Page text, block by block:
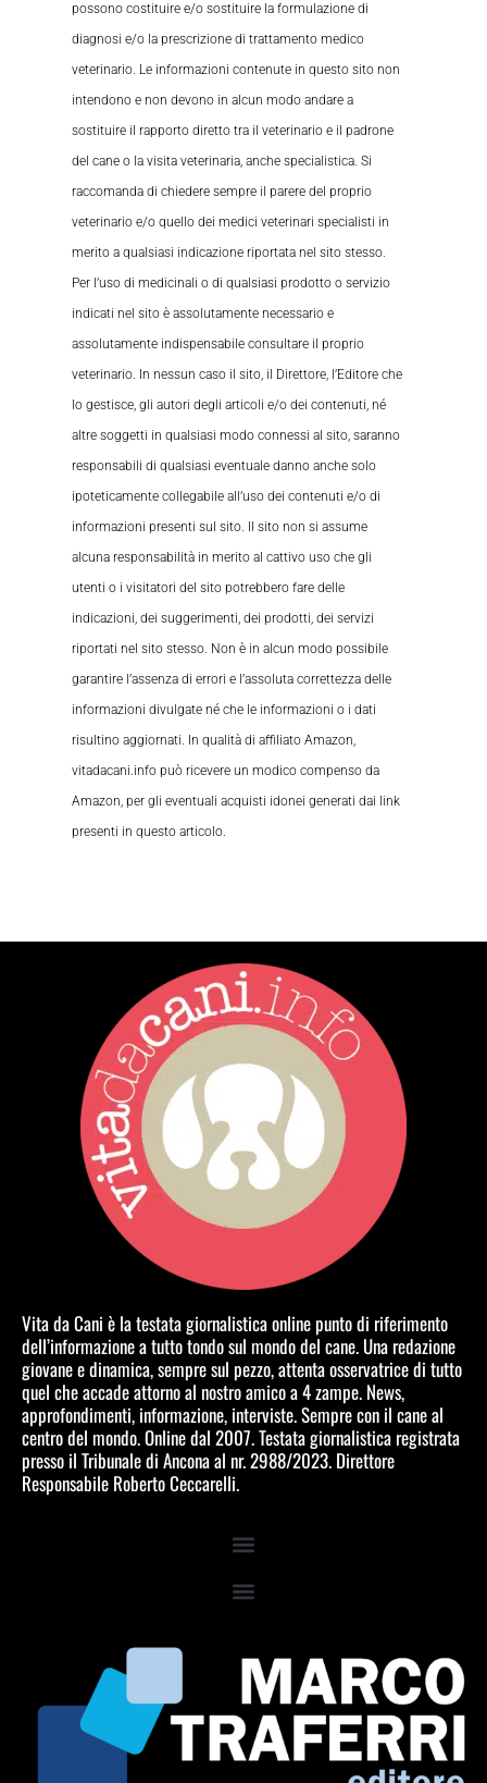
possono costituire e/o sostituire la formulazione di
diagnosi e/o la prescrizione di trattamento medico
veterinario. Le informazioni contenute in questo sito non
intendono e non devono in alcun modo andare a
sostituire il rapporto diretto tra il veterinario e il padrone
del cane o la visita veterinaria, anche specialistica. Si
raccomanda di chiedere sempre il parere del proprio
veterinario e/o quello dei medici veterinari specialisti in
merito a qualsiasi indicazione riportata nel sito stesso.
Per l’uso di medicinali o di qualsiasi prodotto o servizio
indicati nel sito è assolutamente necessario e
assolutamente indispensabile consultare il proprio
veterinario. In nessun caso il sito, il Direttore, l’Editore che
lo gestisce, gli autori degli articoli e/o dei contenuti, né
altre soggetti in qualsiasi modo connessi al sito, saranno
responsabili di qualsiasi eventuale danno anche solo
ipoteticamente collegabile all’uso dei contenuti e/o di
informazioni presenti sul sito. Il sito non si assume
alcuna responsabilità in merito al cattivo uso che gli
utenti o i visitatori del sito potrebbero fare delle
indicazioni, dei suggerimenti, dei prodotti, dei servizi
riportati nel sito stesso. Non è in alcun modo possibile
garantire l’assenza di errori e l’assoluta correttezza delle
informazioni divulgate né che le informazioni o i dati
risultino aggiornati. In qualità di affiliato Amazon,
vitadacani.info può ricevere un modico compenso da
Amazon, per gli eventuali acquisti idonei generati dai link
presenti in questo articolo.
Vita da Cani è la testata giornalistica online punto di riferimento
dell’informazione a tutto tondo sul mondo del cane. Una redazione
giovane e dinamica, sempre sul pezzo, attenta osservatrice di tutto
quel che accade attorno al nostro amico a 4 zampe. News,
approfondimenti, informazione, interviste. Sempre con il cane al
centro del mondo. Online dal 2007. Testata giornalistica registrata
presso il Tribunale di Ancona al nr. 2988/2023. Direttore
Responsabile Roberto Ceccarelli.